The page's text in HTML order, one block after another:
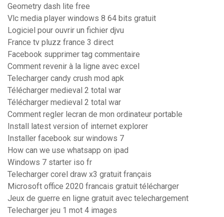
Geometry dash lite free
Vlc media player windows 8 64 bits gratuit
Logiciel pour ouvrir un fichier djvu
France tv pluzz france 3 direct
Facebook supprimer tag commentaire
Comment revenir à la ligne avec excel
Telecharger candy crush mod apk
Télécharger medieval 2 total war
Télécharger medieval 2 total war
Comment regler lecran de mon ordinateur portable
Install latest version of internet explorer
Installer facebook sur windows 7
How can we use whatsapp on ipad
Windows 7 starter iso fr
Telecharger corel draw x3 gratuit français
Microsoft office 2020 francais gratuit télécharger
Jeux de guerre en ligne gratuit avec telechargement
Telecharger jeu 1 mot 4 images